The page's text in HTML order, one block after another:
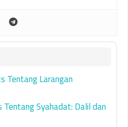
Tentang Larangan
Syahadat: Dalil dan